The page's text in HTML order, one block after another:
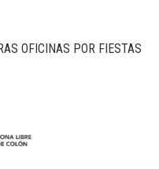
OFICINAS POR FIESTAS